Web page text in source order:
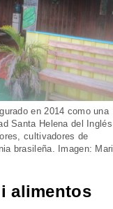
en 2014 como una
Santa Helena del
cultivadores de
brasileña. Imagen:
alimentos